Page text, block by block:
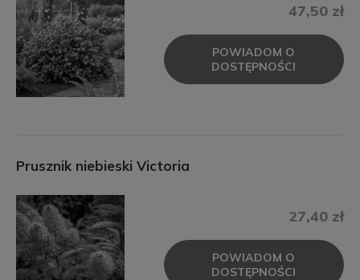
47,50 zł
POWIADOM O
DOSTĘPNOŚCI
Prusznik niebieski Victoria
27,40 zł
POWIADOM O
DOSTĘPNOŚCI